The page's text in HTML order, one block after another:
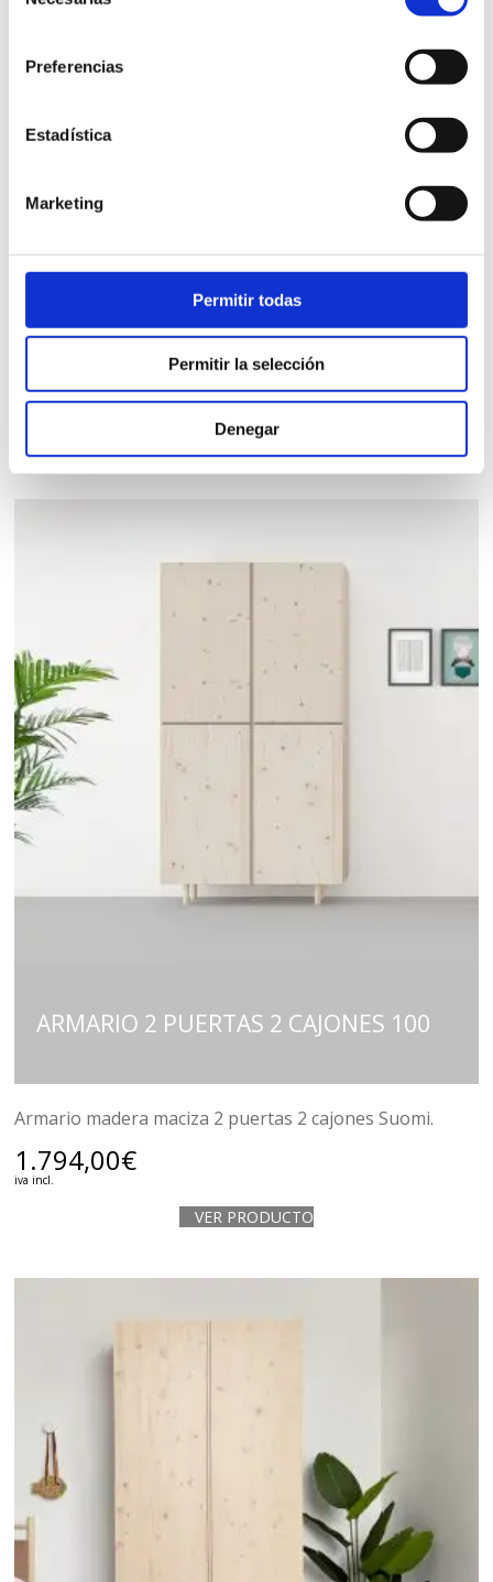
Preferencias
Estadística
Marketing
Permitir todas
Permitir la selección
Denegar
Armario madera maciza 2 puertas estilo nórdico Suomi.
1.595,00€
iva incl.
VER PRODUCTO
ARMARIO 2 PUERTAS 2 CAJONES 100
Armario madera maciza 2 puertas 2 cajones Suomi.
1.794,00€
iva incl.
VER PRODUCTO